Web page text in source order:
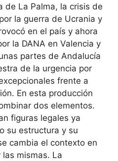
de La Palma, la crisis de
la guerra de Ucrania y
en el país y ahora
la DANA en Valencia y
partes de Andalucía
de la urgencia por
frente a
En esta producción
dos elementos.
figuras legales ya
su estructura y su
cambia el contexto en
mismas. La